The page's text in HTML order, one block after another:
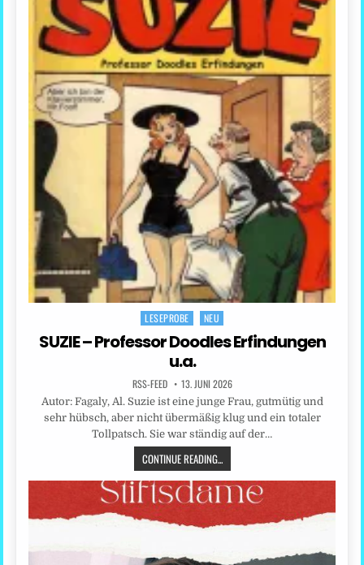
Posted
LESEPROBE NEU
SUZIE – Professor Doodles Erfindungen
u.a.
RSS-FEED 13. JUNI 2026
Autor: Fagaly, Al. Suzie ist eine junge Frau, gutmütig und
sehr hübsch, aber nicht übermäßig klug und ein totaler
Tollpatsch. Sie war ständig auf der…
CONTINUE READING...